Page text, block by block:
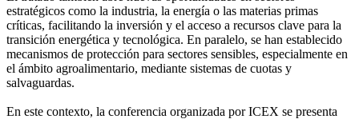
estratégicos como la industria, la energía o las materias primas
críticas, facilitando la inversión y el acceso a recursos clave para la
transición energética y tecnológica. En paralelo, se han establecido
mecanismos de protección para sectores sensibles, especialmente en
el ámbito agroalimentario, mediante sistemas de cuotas y
salvaguardas.
En este contexto, la conferencia organizada por ICEX se presenta